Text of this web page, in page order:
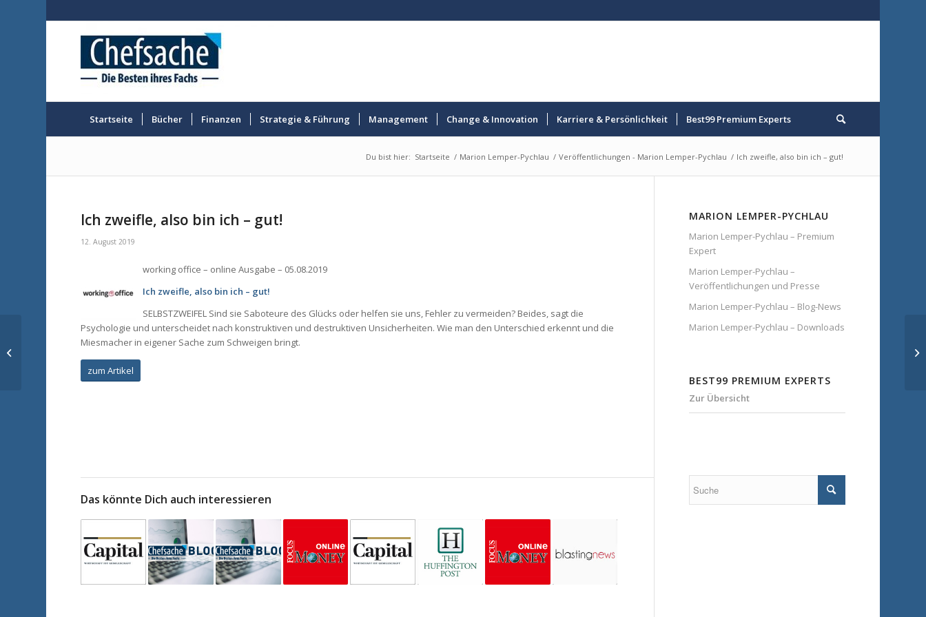
Startseite Bücher Finanzen Strategie & Führung Management Change & Innovation Karriere & Persönlichkeit Best99 Premium Experts
Du bist hier: Startseite / Marion Lemper-Pychlau / Veröffentlichungen - Marion Lemper-Pychlau / Ich zweifle, also bin ich – gut!
Ich zweifle, also bin ich – gut!
12. August 2019
working office – online Ausgabe – 05.08.2019
Ich zweifle, also bin ich – gut!
SELBSTZWEIFEL Sind sie Saboteure des Glücks oder helfen sie uns, Fehler zu vermeiden? Beides, sagt die
Psychologie und unterscheidet nach konstruktiven und destruktiven Unsicherheiten. Wie man den Unterschied erkennt und die
Miesmacher in eigener Sache zum Schweigen bringt.
zum Artikel
Das könnte Dich auch interessieren
MARION LEMPER-PYCHLAU
Marion Lemper-Pychlau – Premium
Expert
Marion Lemper-Pychlau –
Veröffentlichungen und Presse
Marion Lemper-Pychlau – Blog-News
Marion Lemper-Pychlau – Downloads
BEST99 PREMIUM EXPERTS
Zur Übersicht
Fachkräfte Recruiting –
VERSTEHEN.GEWINNEN.BINDEN